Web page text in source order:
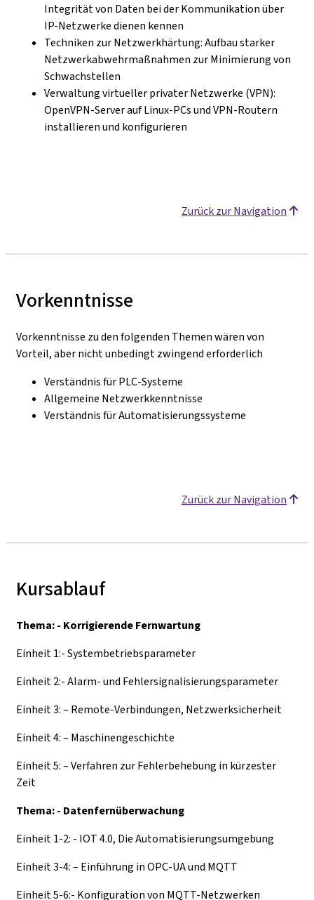
Integrität von Daten bei der Kommunikation über
IP-Netzwerke dienen kennen
Techniken zur Netzwerkhärtung: Aufbau starker
Netzwerkabwehrmaßnahmen zur Minimierung von
Schwachstellen
Verwaltung virtueller privater Netzwerke (VPN):
OpenVPN-Server auf Linux-PCs und VPN-Routern
installieren und konfigurieren
Zurück zur Navigation
Vorkenntnisse
Vorkenntnisse zu den folgenden Themen wären von
Vorteil, aber nicht unbedingt zwingend erforderlich
Verständnis für PLC-Systeme
Allgemeine Netzwerkkenntnisse
Verständnis für Automatisierungssysteme
Zurück zur Navigation
Kursablauf
Thema: - Korrigierende Fernwartung
Einheit 1:- Systembetriebsparameter
Einheit 2:- Alarm- und Fehlersignalisierungsparameter
Einheit 3: – Remote-Verbindungen, Netzwerksicherheit
Einheit 4: – Maschinengeschichte
Einheit 5: – Verfahren zur Fehlerbehebung in kürzester
Zeit
Thema: - Datenfernüberwachung
Einheit 1-2: - IOT 4.0, Die Automatisierungsumgebung
Einheit 3-4: – Einführung in OPC-UA und MQTT
Einheit 5-6:- Konfiguration von MQTT-Netzwerken